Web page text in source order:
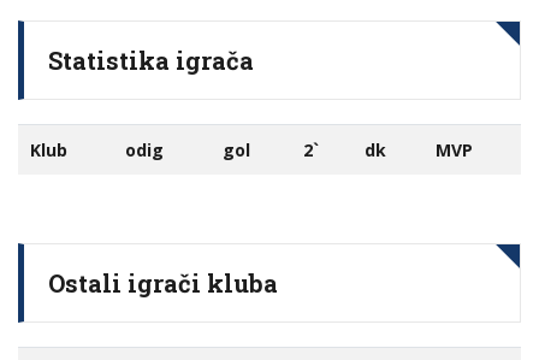
Statistika igrača
Klub odig gol 2` dk MVP
Ostali igrači kluba